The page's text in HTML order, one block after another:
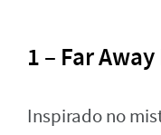
1 – Far
Inspirado no